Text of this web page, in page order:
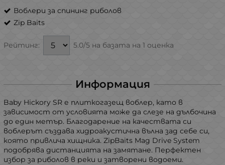
Воблери за спининг риболов
Zip Baits
Рейтинг: 5.0/5 на базата на 1 оценка
Информация
Baby Hickory SR е плиткогазещ воблер, като в
зависимост от условията може да слезе на дълбочина
до един метър. Благодарение на качествата си
воблерът създава хидроакустична вълна зад себе си,
която привлича хищника. ZipBaits Mag Drive System
подобрява дистанцията на замятане. Перфектен
избор за риболов в реки и затворени водоеми.